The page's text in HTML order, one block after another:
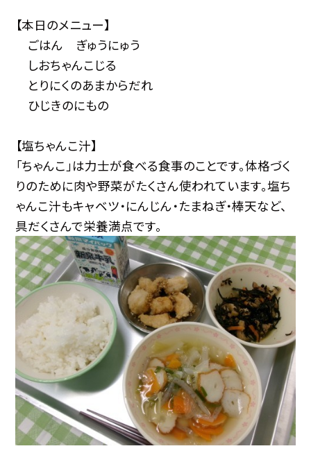
【本日のメニュー】
ごはん ぎゅうにゅう
しおちゃんこじる
とりにくのあまからだれ
ひじきのにもの
【塩ちゃんこ汁】
「ちゃんこ」は力士が食べる食事のことです。体格づく
りのために肉や野菜がたくさん使われています。塩ち
ゃんこ汁もキャベツ・にんじん・たまねぎ・棒天など、
具だくさんで栄養満点です。